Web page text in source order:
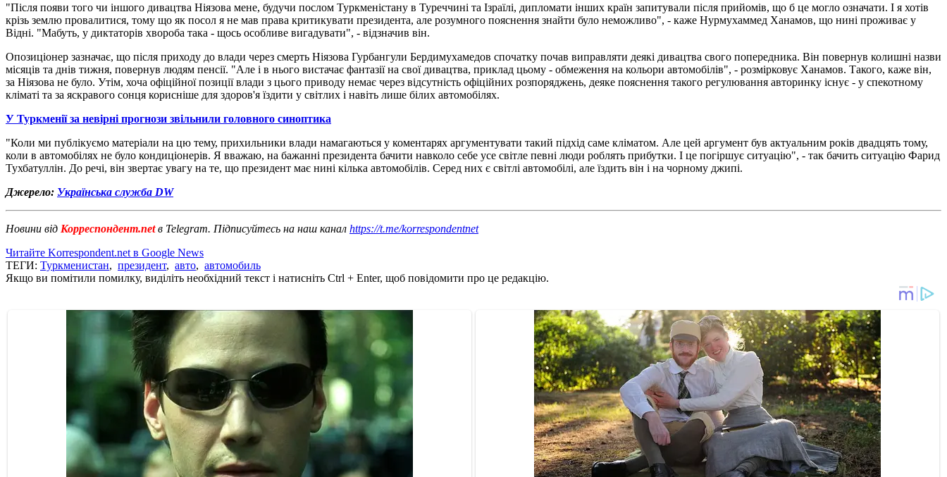
"Після появи того чи іншого дивацтва Ніязова мене, будучи послом Туркменістану в Туреччині та Ізраїлі, дипломати інших країн запитували після прийомів, що б це могло означати. І я хотів
крізь землю провалитися, тому що як посол я не мав права критикувати президента, але розумного пояснення знайти було неможливо", - каже Нурмухаммед Ханамов, що нині проживає у
Відні. "Мабуть, у диктаторів хвороба така - щось особливе вигадувати", - відзначив він.
Опозиціонер зазначає, що після приходу до влади через смерть Ніязова Гурбангули Бердимухамедов спочатку почав виправляти деякі дивацтва свого попередника. Він повернув колишні назви
місяців та днів тижня, повернув людям пенсії. "Але і в нього вистачає фантазії на свої дивацтва, приклад цьому - обмеження на кольори автомобілів", - розмірковує Ханамов. Такого, каже він,
за Ніязова не було. Утім, хоча офіційної позиції влади з цього приводу немає через відсутність офіційних розпоряджень, деяке пояснення такого регулювання авторинку існує - у спекотному
кліматі та за яскравого сонця корисніше для здоров'я їздити у світлих і навіть лише білих автомобілях.
У Туркменії за невірні прогнози звільнили головного синоптика
"Коли ми публікуємо матеріали на цю тему, прихильники влади намагаються у коментарях аргументувати такий підхід саме кліматом. Але цей аргумент був актуальним років двадцять тому,
коли в автомобілях не було кондиціонерів. Я вважаю, на бажанні президента бачити навколо себе усе світле певні люди роблять прибутки. І це погіршує ситуацію", - так бачить ситуацію Фарид
Тухбатуллін. До речі, він звертає увагу на те, що президент має нині кілька автомобілів. Серед них є світлі автомобілі, але їздить він і на чорному джипі.
Джерело: Українська служба DW
Новини від Корреспондент.netв Telegram. Підписуйтесь на наш канал https://t.me/korrespondentnet
Читайте Korrespondent.net в Google News
ТЕГИ: Туркменистан, президент, авто, автомобиль
Якщо ви помітили помилку, виділіть необхідний текст і натисніть Ctrl + Enter, щоб повідомити про це редакцію.